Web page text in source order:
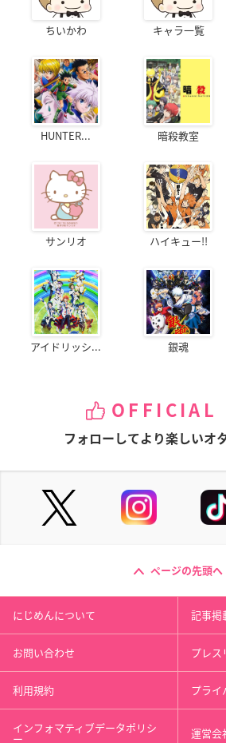
ちいかわ キャラ一覧
HUNTER... 暗殺教室
サンリオ ハイキュー!!
アイドリッシ... 銀魂
OFFICIAL
フォローしてより楽しいオ
ページの先頭へ
にじめんについて 記事掲
お問い合わせ プレス
利用規約 プライ
インフォマティブデータポリシ
ー 運営会